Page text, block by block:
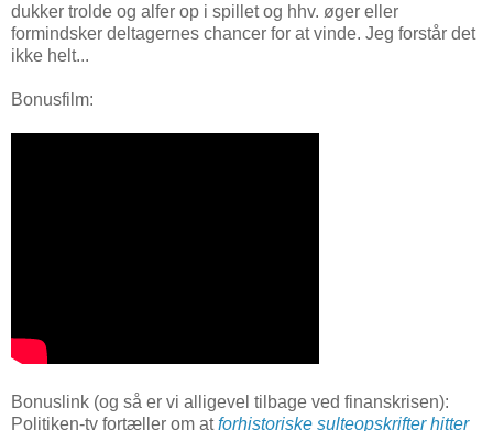
dukker trolde og alfer op i spillet og hhv. øger eller
formindsker deltagernes chancer for at vinde. Jeg forstår det
ikke helt...
Bonusfilm:
Bonuslink (og så er vi alligevel tilbage ved finanskrisen):
Politiken-tv fortæller om atforhistoriske sulteopskrifter hitter